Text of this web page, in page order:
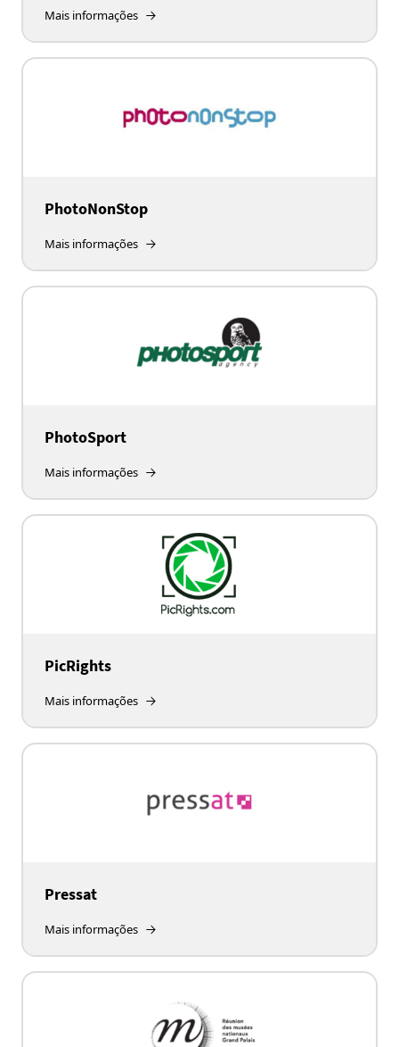
Mais informações
PhotoNonStop
Mais informações
PhotoSport
Mais informações
PicRights
Mais informações
Pressat
Mais informações